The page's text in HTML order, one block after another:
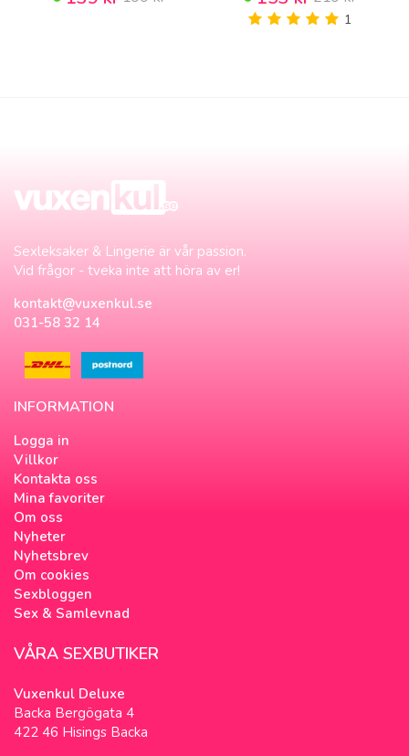
1
Sexleksaker & Lingerie är vår passion.
Vid frågor - tveka inte att höra av er!
kontakt@vuxenkul.se
031-58 32 14
INFORMATION
Logga in
Villkor
Kontakta oss
Mina favoriter
Om oss
Nyheter
Nyhetsbrev
Om cookies
Sexbloggen
Sex & Samlevnad
VÅRA SEXBUTIKER
Vuxenkul Deluxe
Backa Bergögata 4
422 46 Hisings Backa